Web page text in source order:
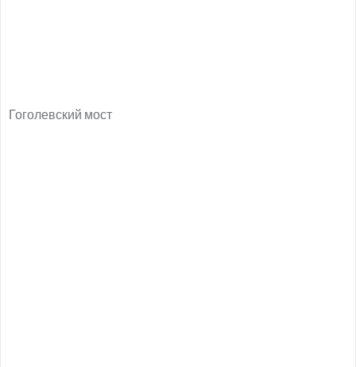
Гоголевский мост